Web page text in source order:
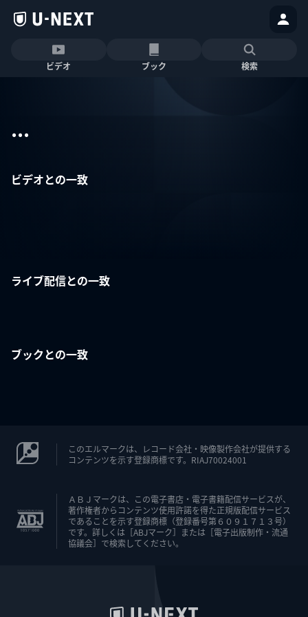
ビデオ ブック 検索
...
ビデオとの一致
ライブ配信との一致
ブックとの一致
このエルマークは、レコード会社・映像製作会社が提供する
コンテンツを示す登録商標です。RIAJ70024001
ＡＢＪマークは、この電子書店・電子書籍配信サービスが、
著作権者からコンテンツ使用許諾を得た正規版配信サービス
であることを示す登録商標（登録番号第６０９１７１３号）
です。詳しくは［ABJマーク］または［電子出版制作・流通
協議会］で検索してください。